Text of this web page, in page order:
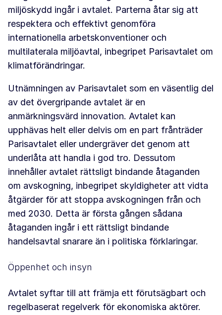
miljöskydd ingår i avtalet. Parterna åtar sig att
respektera och effektivt genomföra
internationella arbetskonventioner och
multilaterala miljöavtal, inbegripet Parisavtalet om
klimatförändringar.
Utnämningen av Parisavtalet som en väsentlig del
av det övergripande avtalet är en
anmärkningsvärd innovation. Avtalet kan
upphävas helt eller delvis om en part frånträder
Parisavtalet eller undergräver det genom att
underlåta att handla i god tro. Dessutom
innehåller avtalet rättsligt bindande åtaganden
om avskogning, inbegripet skyldigheter att vidta
åtgärder för att stoppa avskogningen från och
med 2030. Detta är första gången sådana
åtaganden ingår i ett rättsligt bindande
handelsavtal snarare än i politiska förklaringar.
Öppenhet och insyn
Avtalet syftar till att främja ett förutsägbart och
regelbaserat regelverk för ekonomiska aktörer.